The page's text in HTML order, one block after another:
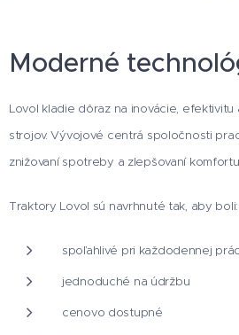
Moderné
Lovol kladie dôraz na inovácie,
strojov. Vývojové centrá spoločnosti
znižovaní spotreby a zlepšovaní
Traktory Lovol sú navrhnuté tak, aby boli:
spoľahlivé pri každodennej
jednoduché na údržbu
cenovo dostupné